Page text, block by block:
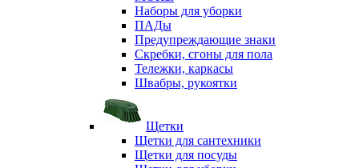
Наборы для уборки
ПАДы
Предупреждающие знаки
Скребки, сгоны для пола
Тележки, каркасы
Швабры, рукоятки
Щетки
Щетки для сантехники
Щетки для посуды